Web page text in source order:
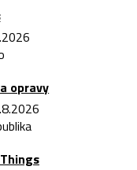
opravy